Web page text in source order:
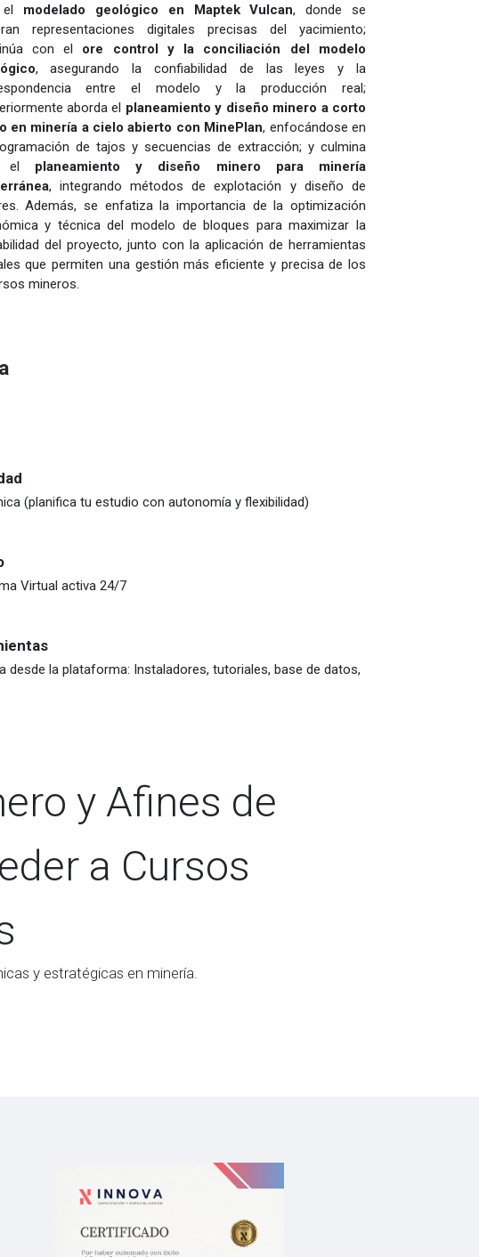
el modelado geológico en Maptek Vulcan, donde se
representaciones digitales precisas del yacimiento;
con el ore control y la conciliación del modelo
, asegurando la confiabilidad de las leyes y la
entre el modelo y la producción real;
aborda el planeamiento y diseño minero a corto
en minería a cielo abierto con MinePlan, enfocándose en
de tajos y secuencias de extracción; y culmina
el planeamiento y diseño minero para minería
, integrando métodos de explotación y diseño de
Además, se enfatiza la importancia de la optimización
y técnica del modelo de bloques para maximizar la
del proyecto, junto con la aplicación de herramientas
que permiten una gestión más eficiente y precisa de los
mineros.
(planifica tu estudio con autonomía y flexibilidad)
Virtual activa 24/7
desde la plataforma: Instaladores, tutoriales, base de datos,
y Afines de
a Cursos
y estratégicas en minería.